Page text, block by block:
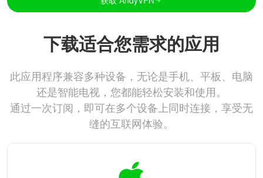
下载适合您需求的应用
此应用程序兼容多种设备，无论是手机、平板、电脑
还是智能电视，您都能轻松安装和使用。
通过一次订阅，即可在多个设备上同时连接，享受无
缝的互联网体验。